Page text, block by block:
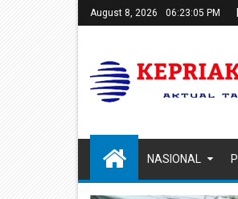
August 8, 2026 06:23:06 PM
NASIONAL